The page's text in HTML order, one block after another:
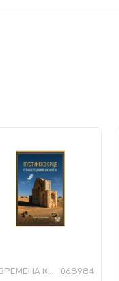
СОВРЕМЕНА КНИЖЕВНОСТ 068984